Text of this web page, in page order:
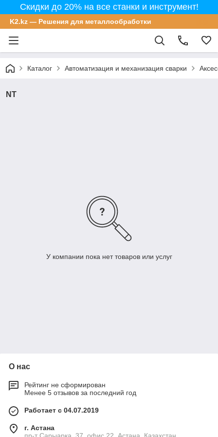
Скидки до 20% на все станки и инструмент!
K2.kz — Решения для металлообработки
Каталог Автоматизация и механизация сварки
NT
У компании пока нет товаров или услуг
О нас
Рейтинг не сформирован
Менее 5 отзывов за последний год
Работает с 04.07.2019
г. Астана